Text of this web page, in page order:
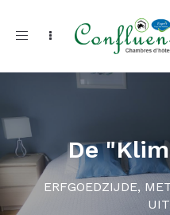
Toggle
De
ERFGOEDZIJDE,